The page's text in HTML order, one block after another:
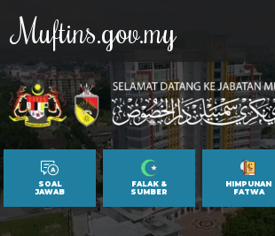
Muftins.gov.my
SOAL
JAWAB
FALAK &
SUMBER
HIMPUNAN
FATWA